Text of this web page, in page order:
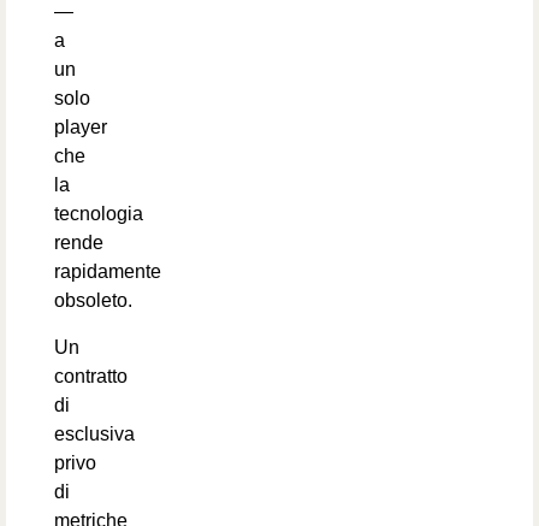
—
a
un
solo
player
che
la
tecnologia
rende
rapidamente
obsoleto.
Un
contratto
di
esclusiva
privo
di
metriche